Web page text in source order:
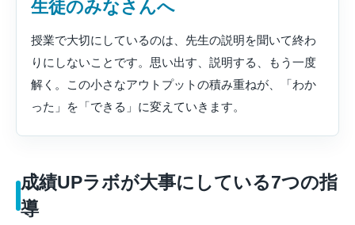
生徒のみなさんへ
授業で大切にしているのは、先生の説明を聞いて終わ
りにしないことです。思い出す、説明する、もう一度
解く。この小さなアウトプットの積み重ねが、「わか
った」を「できる」に変えていきます。
成績UPラボが大事にしている7つの指
導